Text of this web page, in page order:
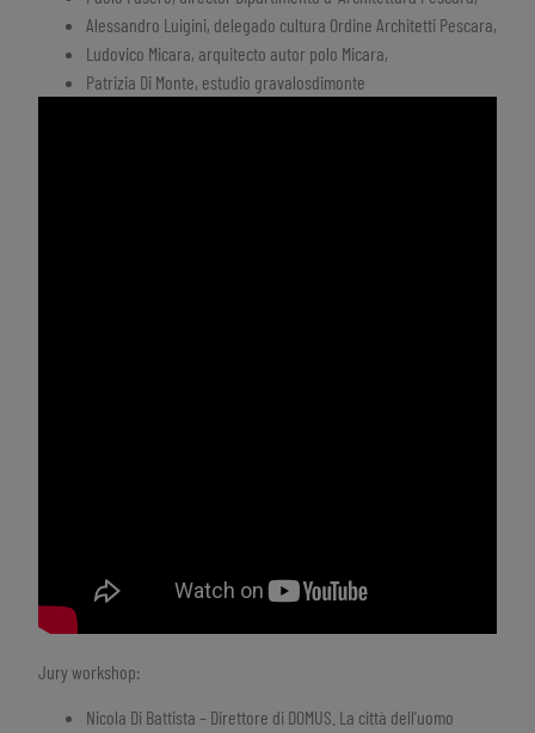
Alessandro Luigini, delegado cultura Ordine Architetti Pescara,
Ludovico Micara, arquitecto autor polo Micara,
Patrizia Di Monte, estudio gravalosdimonte
Jury workshop:
Nicola Di Battista – Direttore di DOMUS. La città dell’uomo